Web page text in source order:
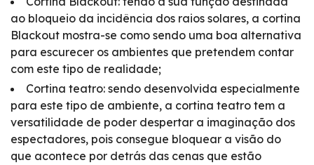
ao bloqueio da incidência dos raios solares, a cortina
Blackout mostra-se como sendo uma boa alternativa
para escurecer os ambientes que pretendem contar
com este tipo de realidade;
Cortina teatro: sendo desenvolvida especialmente
para este tipo de ambiente, a cortina teatro tem a
versatilidade de poder despertar a imaginação dos
espectadores, pois consegue bloquear a visão do
que acontece por detrás das cenas que estão